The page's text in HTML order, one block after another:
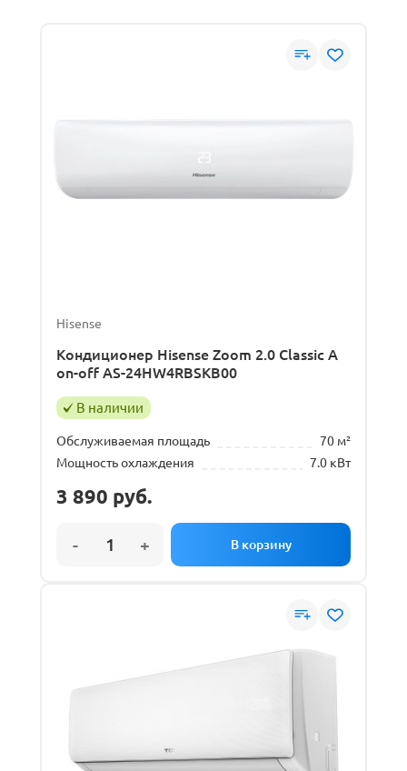
Hisense
Кондиционер Hisense Zoom 2.0 Classic A
on-off AS-24HW4RBSKB00
В наличии
Обслуживаемая площадь
70 м²
Мощность охлаждения
7.0 кВт
3 890 руб.